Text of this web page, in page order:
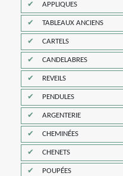
APPLIQUES
TABLEAUX ANCIENS
CARTELS
CANDELABRES
REVEILS
PENDULES
ARGENTERIE
CHEMINÉES
CHENETS
POUPÉES